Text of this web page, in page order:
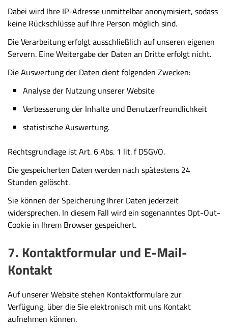
Dabei wird Ihre IP-Adresse unmittelbar anonymisiert, sodass
keine Rückschlüsse auf Ihre Person möglich sind.
Die Verarbeitung erfolgt ausschließlich auf unseren eigenen
Servern. Eine Weitergabe der Daten an Dritte erfolgt nicht.
Die Auswertung der Daten dient folgenden Zwecken:
Analyse der Nutzung unserer Website
Verbesserung der Inhalte und Benutzerfreundlichkeit
statistische Auswertung.
Rechtsgrundlage ist Art. 6 Abs. 1 lit. f DSGVO.
Die gespeicherten Daten werden nach spätestens 24
Stunden gelöscht.
Sie können der Speicherung Ihrer Daten jederzeit
widersprechen. In diesem Fall wird ein sogenanntes Opt-Out-
Cookie in Ihrem Browser gespeichert.
7. Kontaktformular und E-Mail-
Kontakt
Auf unserer Website stehen Kontaktformulare zur
Verfügung, über die Sie elektronisch mit uns Kontakt
aufnehmen können.